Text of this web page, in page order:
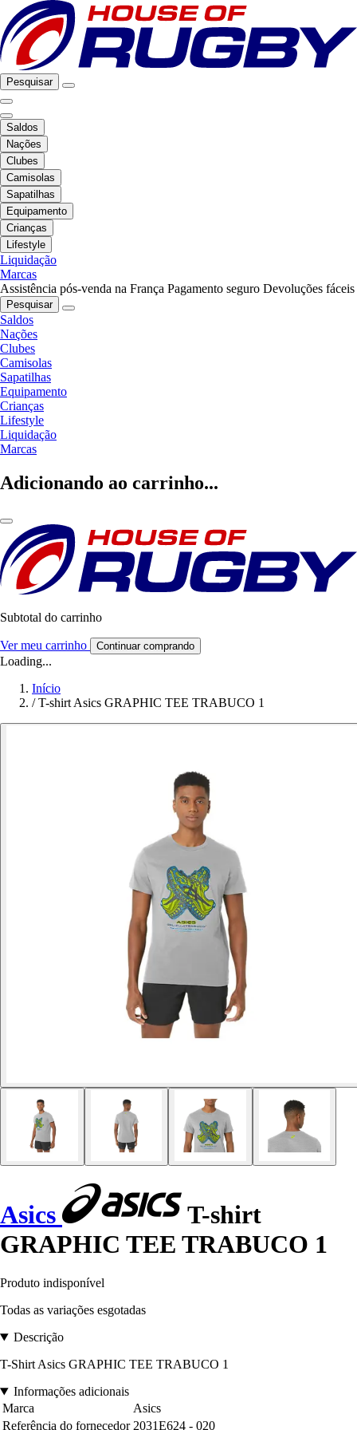
Pesquisar
Saldos
Nações
Clubes
Camisolas
Sapatilhas
Equipamento
Crianças
Lifestyle
Liquidação
Marcas
Assistência pós-venda na França Pagamento seguro Devoluções fáceis
Pesquisar
Saldos
Nações
Clubes
Camisolas
Sapatilhas
Equipamento
Crianças
Lifestyle
Liquidação
Marcas
Adicionando ao carrinho...
Subtotal do carrinho
Ver meu carrinho Continuar comprando
Loading...
Início
/ T-shirt Asics GRAPHIC TEE TRABUCO 1
Asics
T-shirt
GRAPHIC TEE TRABUCO 1
Produto indisponível
Todas as variações esgotadas
Descrição
T-Shirt Asics GRAPHIC TEE TRABUCO 1
Informações adicionais
Marca
Asics
Referência do fornecedor 2031E624 - 020